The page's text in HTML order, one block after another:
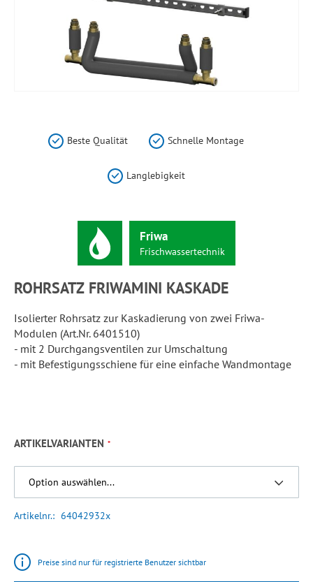
Beste Qualität Schnelle Montage
Langlebigkeit
Friwa
Frischwassertechnik
ROHRSATZ FRIWAMINI KASKADE
Isolierter Rohrsatz zur Kaskadierung von zwei Friwa-
Modulen (Art.Nr. 6401510)
- mit 2 Durchgangsventilen zur Umschaltung
- mit Befestigungsschiene für eine einfache Wandmontage
ARTIKELVARIANTEN
Artikelnr. 64042932x
Preise sind nur für registrierte Benutzer sichtbar